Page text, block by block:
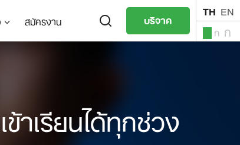
สมัครงาน บริจาค TH EN
ก ก
าเรียนได้ทุกช่วง